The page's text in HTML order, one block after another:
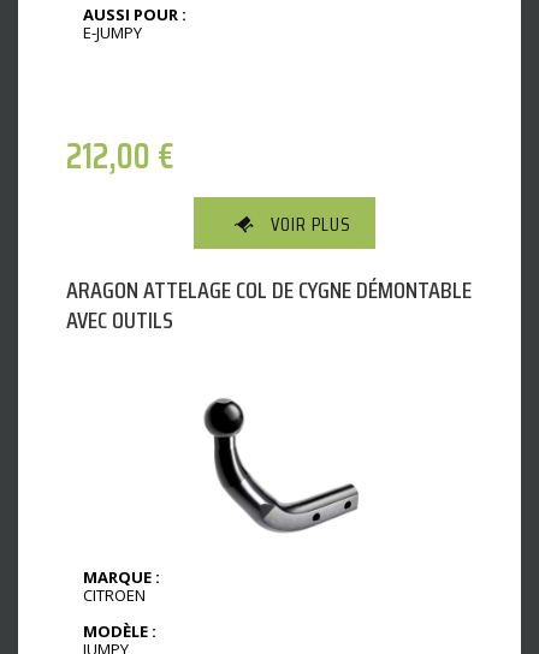
AUSSI POUR :
E-JUMPY
212,00€
VOIR PLUS
ARAGON ATTELAGE COL DE CYGNE DÉMONTABLE
AVEC OUTILS
MARQUE :
CITROEN
MODÈLE :
JUMPY